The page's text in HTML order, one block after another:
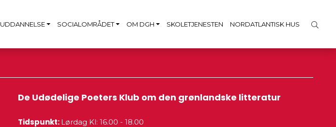
UDDANNELSE SOCIALOMRÅDET OM DGH SKOLETJENESTEN NORDATLANTISK HUS
De Udødelige Poeters Klub om den grønlandske litteratur
Tidspunkt: Lørdag Kl: 16.00 - 18.00